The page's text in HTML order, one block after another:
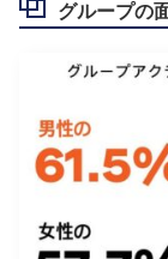
グループの